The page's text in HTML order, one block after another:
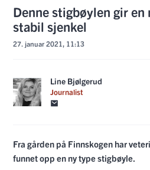
Denne stigbøylen gir en
stabil sjenkel
27. januar 2021, 11:13
Line Bjølgerud
Journalist
Fra gården på Finnskogen har
funnet opp en ny type stigbøyle.